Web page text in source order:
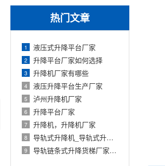
热门文章
1 液压式升降平台厂家
2 升降平台厂家如何选择
3 升降机厂家有哪些
4 液压升降平台生产厂家
5 泸州升降机厂家
6 升降平台厂家
7 升降机，升降机厂家
8 导轨式升降机_导轨式升降平台厂家
9 导轨链条式升降货梯厂家定制